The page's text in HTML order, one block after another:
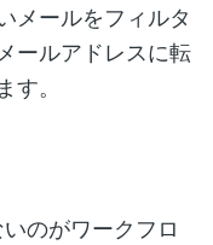
メールをフィルタ
ールアドレスに転
。
のがワークフロ